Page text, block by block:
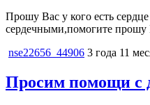
Прошу Вас у кого есть
сердечными,помогите прошу
nse22656_44906 3 года 11
Просим помощи с